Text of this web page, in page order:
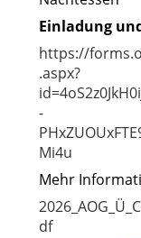
Einladung
https://
.aspx?
-
Mi4u
Mehr
df